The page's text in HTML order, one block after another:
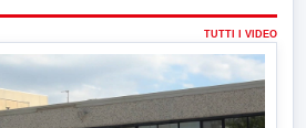
TUTTI I VIDEO